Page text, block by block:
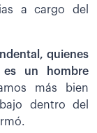
a cargo del
quienes
es un hombre
más bien
dentro del